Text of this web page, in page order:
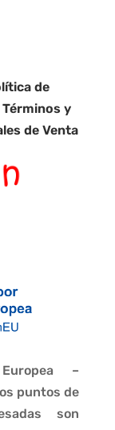
de
|Términos y
de Venta
–
puntos de
son